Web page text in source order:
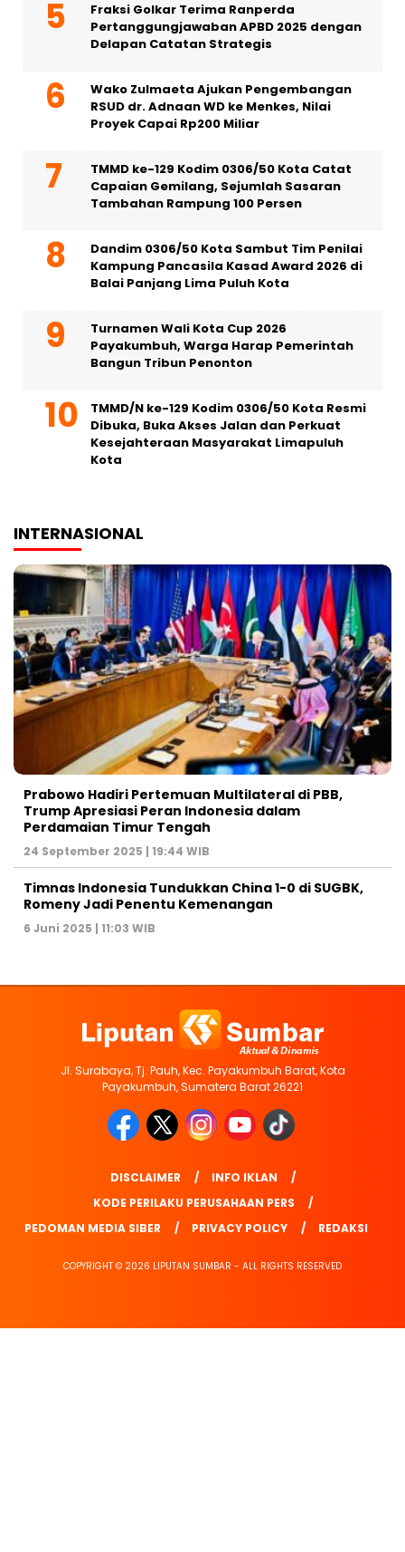
Fraksi Golkar Terima Ranperda
Pertanggungjawaban APBD 2025 dengan
Delapan Catatan Strategis
Wako Zulmaeta Ajukan Pengembangan
RSUD dr. Adnaan WD ke Menkes, Nilai
Proyek Capai Rp200 Miliar
TMMD ke-129 Kodim 0306/50 Kota Catat
Capaian Gemilang, Sejumlah Sasaran
Tambahan Rampung 100 Persen
Dandim 0306/50 Kota Sambut Tim Penilai
Kampung Pancasila Kasad Award 2026 di
Balai Panjang Lima Puluh Kota
Turnamen Wali Kota Cup 2026
Payakumbuh, Warga Harap Pemerintah
Bangun Tribun Penonton
TMMD/N ke-129 Kodim 0306/50 Kota Resmi
Dibuka, Buka Akses Jalan dan Perkuat
Kesejahteraan Masyarakat Limapuluh
Kota
INTERNASIONAL
Prabowo Hadiri Pertemuan Multilateral di PBB,
Trump Apresiasi Peran Indonesia dalam
Perdamaian Timur Tengah
24 September 2025 | 19:44 WIB
Timnas Indonesia Tundukkan China 1-0 di SUGBK,
Romeny Jadi Penentu Kemenangan
6 Juni 2025 | 11:03 WIB
Jl. Surabaya, Tj. Pauh, Kec. Payakumbuh Barat, Kota
Payakumbuh, Sumatera Barat 26221
DISCLAIMER
INFO IKLAN
KODE PERILAKU PERUSAHAAN PERS
PEDOMAN MEDIA SIBER
PRIVACY POLICY REDAKSI
COPYRIGHT © 2026 LIPUTAN SUMBAR - ALL RIGHTS RESERVED